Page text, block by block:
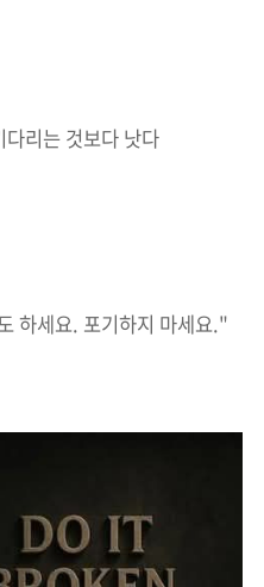
리는 것보다 낫다
하세요. 포기하지 마세요."